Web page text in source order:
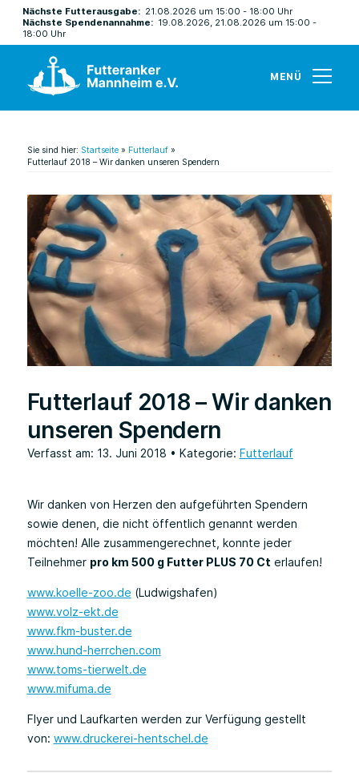
Nächste Futterausgabe: 21.08.2026 um 15:00 - 18:00 Uhr
Nächste Spendenannahme: 19.08.2026, 21.08.2026 um 15:00 -
18:00 Uhr
MENÜ
Sie sind hier: Startseite» Futterlauf»
Futterlauf 2018 – Wir danken unseren Spendern
Futterlauf 2018 – Wir danken
unseren Spendern
Verfasst am: 13. Juni 2018 • Kategorie: Futterlauf
Wir danken von Herzen den aufgeführten Spendern
sowie denen, die nicht öffentlich genannt werden
möchten! Alle zusammengerechnet, konnte jeder
Teilnehmer pro km 500 g Futter PLUS 70 Ct erlaufen!
www.koelle-zoo.de (Ludwigshafen)
www.volz-ekt.de
www.fkm-buster.de
www.hund-herrchen.com
www.toms-tierwelt.de
www.mifuma.de
Flyer und Laufkarten werden zur Verfügung gestellt
von: www.druckerei-hentschel.de